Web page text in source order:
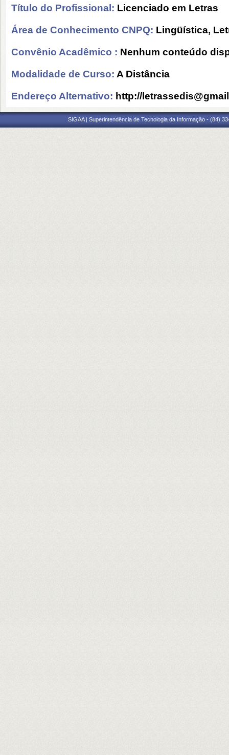
Título do Profissional: Licenciado em Letras
Área de Conhecimento CNPQ: Lingüística,
Convênio Acadêmico : Nenhum conteúdo
Modalidade de Curso: A Distância
Endereço Alternativo: http://
SIGAA | Superintendência de Tecnologia da Informação - (84)